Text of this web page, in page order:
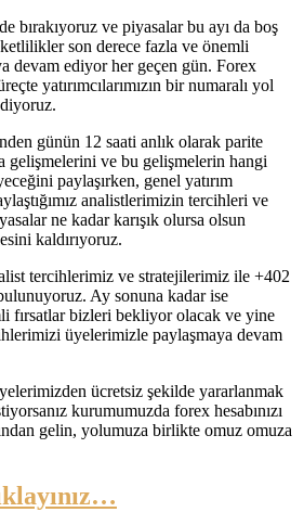
bırakıyoruz ve piyasalar bu ayı da boş
son derece fazla ve önemli
devam ediyor her geçen gün. Forex
yatırımcılarımızın bir numaralı yol
günün 12 saati anlık olarak parite
gelişmelerini ve bu gelişmelerin hangi
paylaşırken, genel yatırım
analistlerimizin tercihleri ve
ne kadar karışık olursa olsun
kaldırıyoruz.
tercihlerimiz ve stratejilerimiz ile +402
Ay sonuna kadar ise
fırsatlar bizleri bekliyor olacak ve yine
üyelerimizle paylaşmaya devam
ücretsiz şekilde yararlanmak
kurumumuzda forex hesabınızı
gelin, yolumuza birlikte omuz omuza